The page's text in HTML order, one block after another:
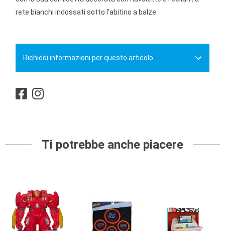
rete bianchi indossati sotto l'abitino a balze.
Richiedi informazioni per questo articolo
Ti potrebbe anche piacere